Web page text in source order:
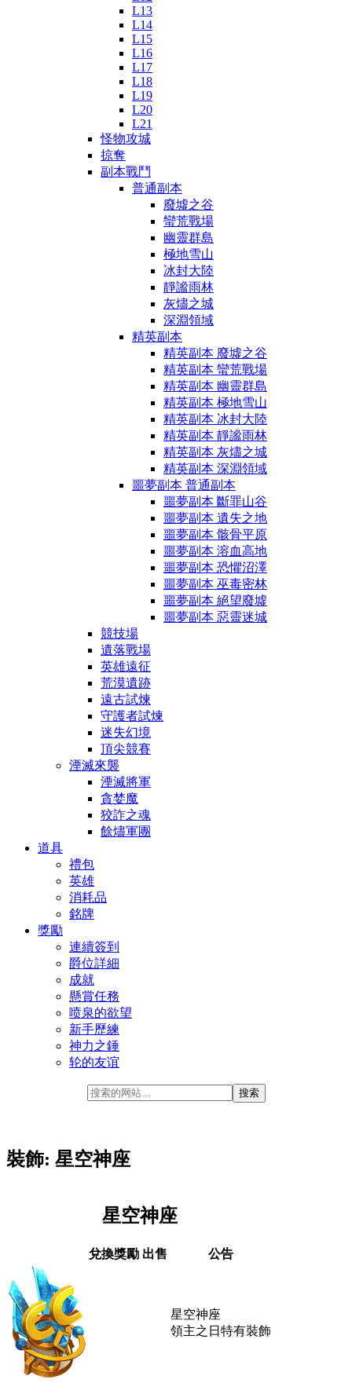
L13
L14
L15
L16
L17
L18
L19
L20
L21
怪物攻城
掠奪
副本戰鬥
普通副本
廢墟之谷
蠻荒戰場
幽靈群島
極地雪山
冰封大陸
靜謐雨林
灰燼之城
深淵領域
精英副本
精英副本 廢墟之谷
精英副本 蠻荒戰場
精英副本 幽靈群島
精英副本 極地雪山
精英副本 冰封大陸
精英副本 靜謐雨林
精英副本 灰燼之城
精英副本 深淵領域
噩夢副本 普通副本
噩夢副本 斷罪山谷
噩夢副本 遺失之地
噩夢副本 骸骨平原
噩夢副本 溶血高地
噩夢副本 恐懼沼澤
噩夢副本 巫毒密林
噩夢副本 絕望廢墟
噩夢副本 惡靈迷城
競技場
遺落戰場
英雄遠征
荒漠遺跡
遠古試煉
守護者試煉
迷失幻境
頂尖競賽
湮滅來襲
湮滅將軍
貪婪魔
狡詐之魂
餘燼軍團
道具
禮包
英雄
消耗品
銘牌
獎勵
連續簽到
爵位詳細
成就
懸賞任務
喷泉的欲望
新手歷練
神力之錘
轮的友谊
裝飾: 星空神座
星空神座
兌換獎勵 出售 公告
星空神座
領主之日特有裝飾